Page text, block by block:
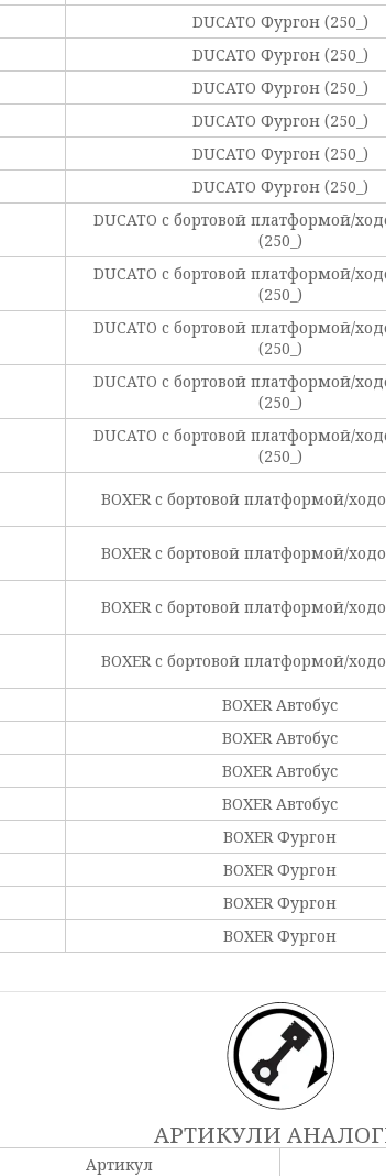
DUCATO Фургон (250_)
DUCATO Фургон (250_)
DUCATO Фургон (250_)
DUCATO Фургон (250_)
DUCATO Фургон (250_)
DUCATO Фургон (250_)
DUCATO c бортовой платформой/
(250_)
DUCATO c бортовой платформой/
(250_)
DUCATO c бортовой платформой/
(250_)
DUCATO c бортовой платформой/
(250_)
DUCATO c бортовой платформой/
(250_)
BOXER c бортовой платформой/
BOXER c бортовой платформой/
BOXER c бортовой платформой/
BOXER c бортовой платформой/
BOXER Автобус
BOXER Автобус
BOXER Автобус
BOXER Автобус
BOXER Фургон
BOXER Фургон
BOXER Фургон
BOXER Фургон
АРТИКУЛИ
Артикул